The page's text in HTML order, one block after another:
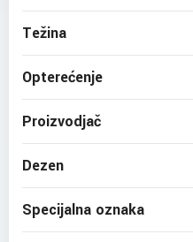
Težina
Opterećenje
Proizvodjač
Dezen
Specijalna oznaka